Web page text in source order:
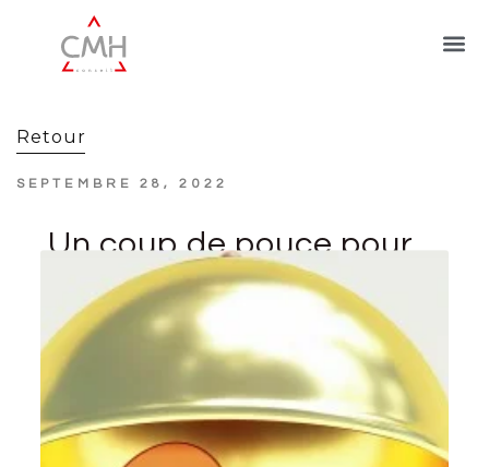
Retour
SEPTEMBRE 28, 2022
Un coup de pouce pour
le Livret A et le Livret
d’épargne populaire